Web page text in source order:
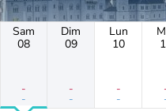
Sam
08
-
-
Dim
09
-
-
Lun
10
-
-